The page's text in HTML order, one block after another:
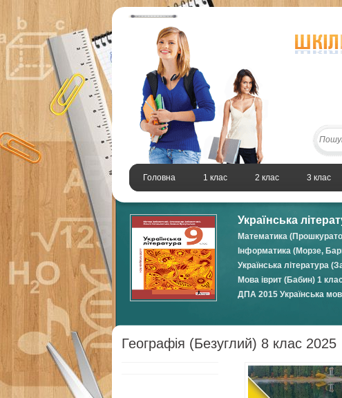
Головна 1 клас 2 клас 3 клас
Українська
Математика
Інформатика (Морзе,
Українська література
Мова іврит (Бабин) 1
ДПА 2015 Українська
Географія (Безуглий) 8 клас 2025